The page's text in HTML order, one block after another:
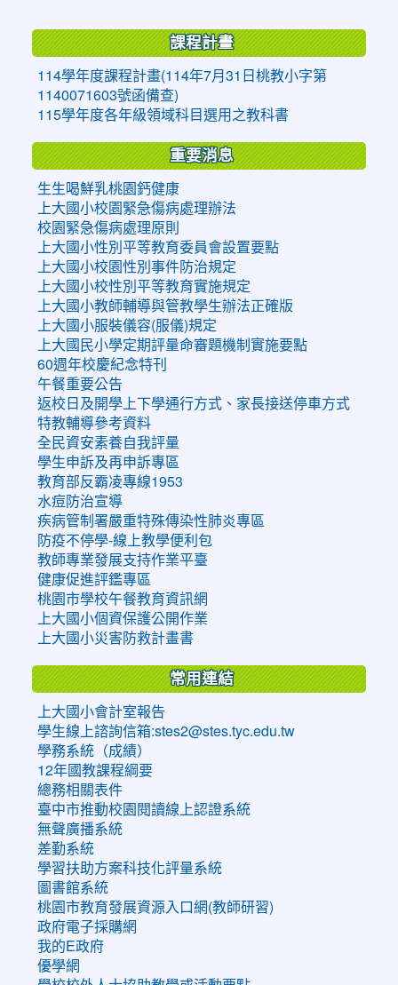
課程計畫
114學年度課程計畫(114年7月31日桃教小字第
1140071603號函備查)
115學年度各年級領域科目選用之教科書
重要消息
生生喝鮮乳桃園鈣健康
上大國小校園緊急傷病處理辦法
校園緊急傷病處理原則
上大國小性別平等教育委員會設置要點
上大國小校園性別事件防治規定
上大國小校性別平等教育實施規定
上大國小教師輔導與管教學生辦法正確版
上大國小服裝儀容(服儀)規定
上大國民小學定期評量命審題機制實施要點
60週年校慶紀念特刊
午餐重要公告
返校日及開學上下學通行方式、家長接送停車方式
特教輔導參考資料
全民資安素養自我評量
學生申訴及再申訴專區
教育部反霸凌專線1953
水痘防治宣導
疾病管制署嚴重特殊傳染性肺炎專區
防疫不停學-線上教學便利包
教師專業發展支持作業平臺
健康促進評鑑專區
桃園市學校午餐教育資訊網
上大國小個資保護公開作業
上大國小災害防救計畫書
常用連結
上大國小會計室報告
學生線上諮詢信箱:stes2@stes.tyc.edu.tw
學務系統（成績）
12年國教課程綱要
總務相關表件
臺中市推動校園閱讀線上認證系統
無聲廣播系統
差勤系統
學習扶助方案科技化評量系統
圖書館系統
桃園市教育發展資源入口網(教師研習)
政府電子採購網
我的E政府
優學網